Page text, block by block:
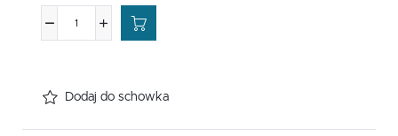
Dodaj do schowka